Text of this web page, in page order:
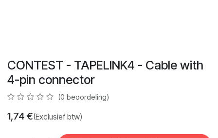
CONTEST - TAPELINK4 - Cable with
4-pin connector
(0 beoordeling)
1,74 €(Exclusief btw)